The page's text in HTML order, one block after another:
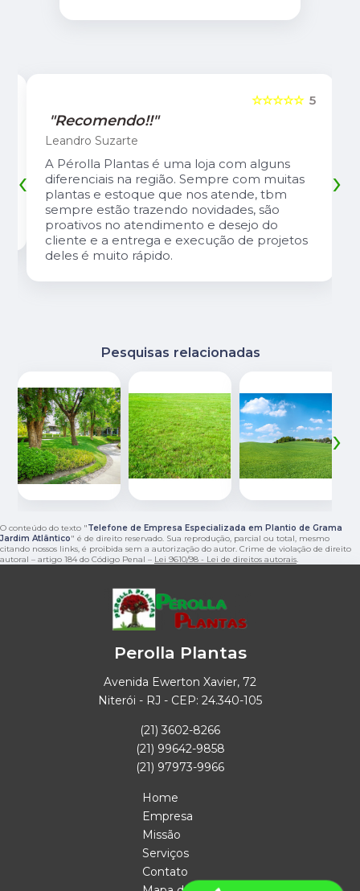
5
☆☆☆☆☆
"Recomendo!!"
Leandro Suzarte
A Pérolla Plantas é uma loja com alguns
diferenciais na região. Sempre com muitas
plantas e estoque que nos atende, tbm
sempre estão trazendo novidades, são
proativos no atendimento e desejo do
cliente e a entrega e execução de projetos
deles é muito rápido.
‹ ›
Pesquisas relacionadas
‹ ›
O conteúdo do texto "Telefone de Empresa Especializada em Plantio de Grama
Jardim Atlântico" é de direito reservado. Sua reprodução, parcial ou total, mesmo
citando nossos links, é proibida sem a autorização do autor. Crime de violação de direito
autoral – artigo 184 do Código Penal – Lei 9610/98 - Lei de direitos autorais.
Perolla Plantas
Avenida Ewerton Xavier, 72
Niterói - RJ - CEP: 24.340-105
(21) 3602-8266
(21) 99642-9858
(21) 97973-9966
Home
Empresa
Missão
Serviços
Contato